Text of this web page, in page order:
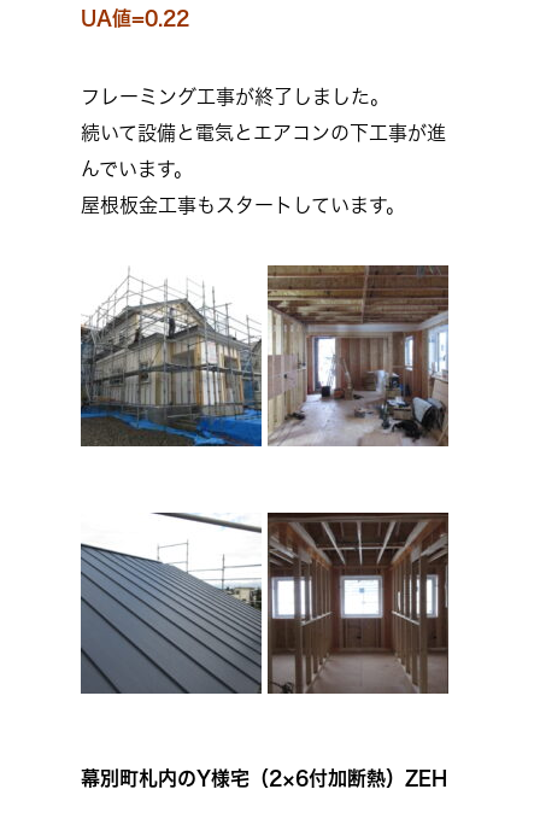
UA値=0.22
フレーミング工事が終了しました。
続いて設備と電気とエアコンの下工事が進
んでいます。
屋根板金工事もスタートしています。
幕別町札内のY様宅（2×6付加断熱）ZEH